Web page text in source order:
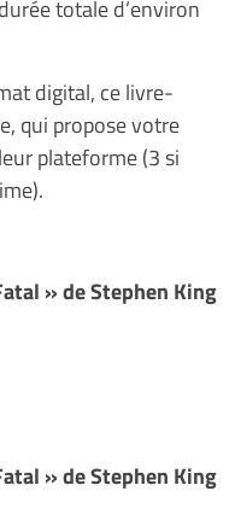
totale d’environ
digital, ce livre-
qui propose votre
plateforme (3 si
» de Stephen King
» de Stephen King